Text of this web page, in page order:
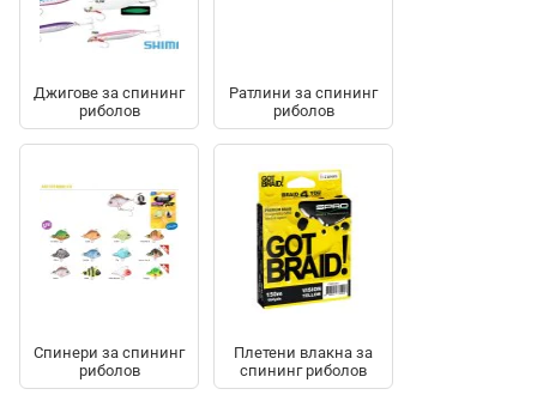
Джигове за спининг
риболов
Ратлини за спининг
риболов
Спинери за спининг
риболов
Плетени влакна за
спининг риболов